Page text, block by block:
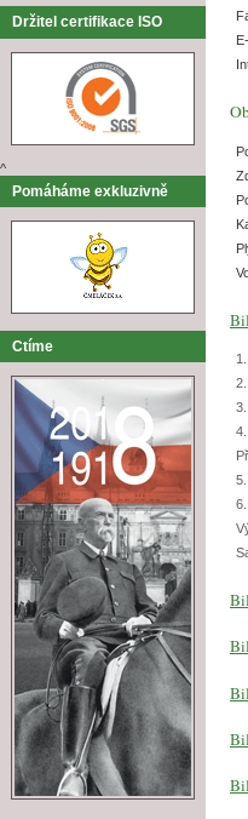
Držitel certifikace ISO
^
Pomáháme exkluzivně
Ctíme